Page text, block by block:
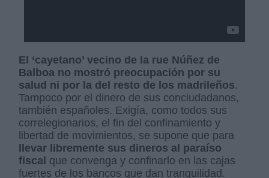
El ‘cayetano’ vecino de la rue Núñez de
Balboa no mostró preocupación por su
salud ni por la del resto de los madrileños.
Tampoco por el dinero de sus conciudadanos,
también españoles. Exigía, como todos sus
correlegionarios, el fin del confinamiento y
libertad de movimientos, se supone que para
llevar libremente sus dineros al paraíso
fiscal que convenga y confinarlo en las cajas
fuertes de los bancos que dan tranquilidad.